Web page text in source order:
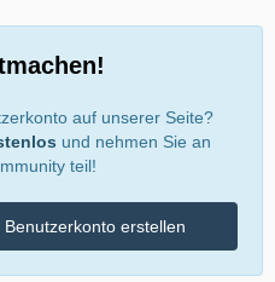
auf unserer Seite?
und nehmen Sie an
teil!
Benutzerkonto erstellen